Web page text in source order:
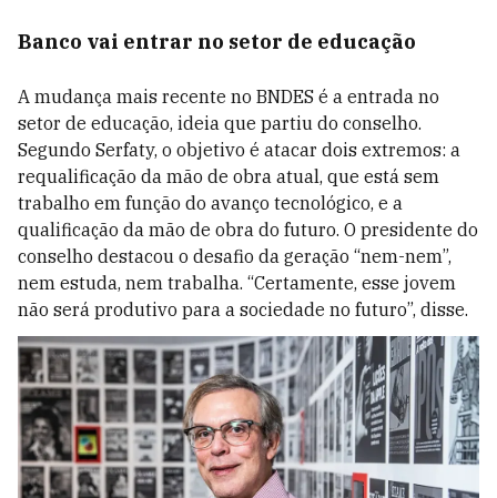
Banco vai entrar no setor de educação
A mudança mais recente no BNDES é a entrada no
setor de educação, ideia que partiu do conselho.
Segundo Serfaty, o objetivo é atacar dois extremos: a
requalificação da mão de obra atual, que está sem
trabalho em função do avanço tecnológico, e a
qualificação da mão de obra do futuro. O presidente do
conselho destacou o desafio da geração “nem-nem”,
nem estuda, nem trabalha. “Certamente, esse jovem
não será produtivo para a sociedade no futuro”, disse.